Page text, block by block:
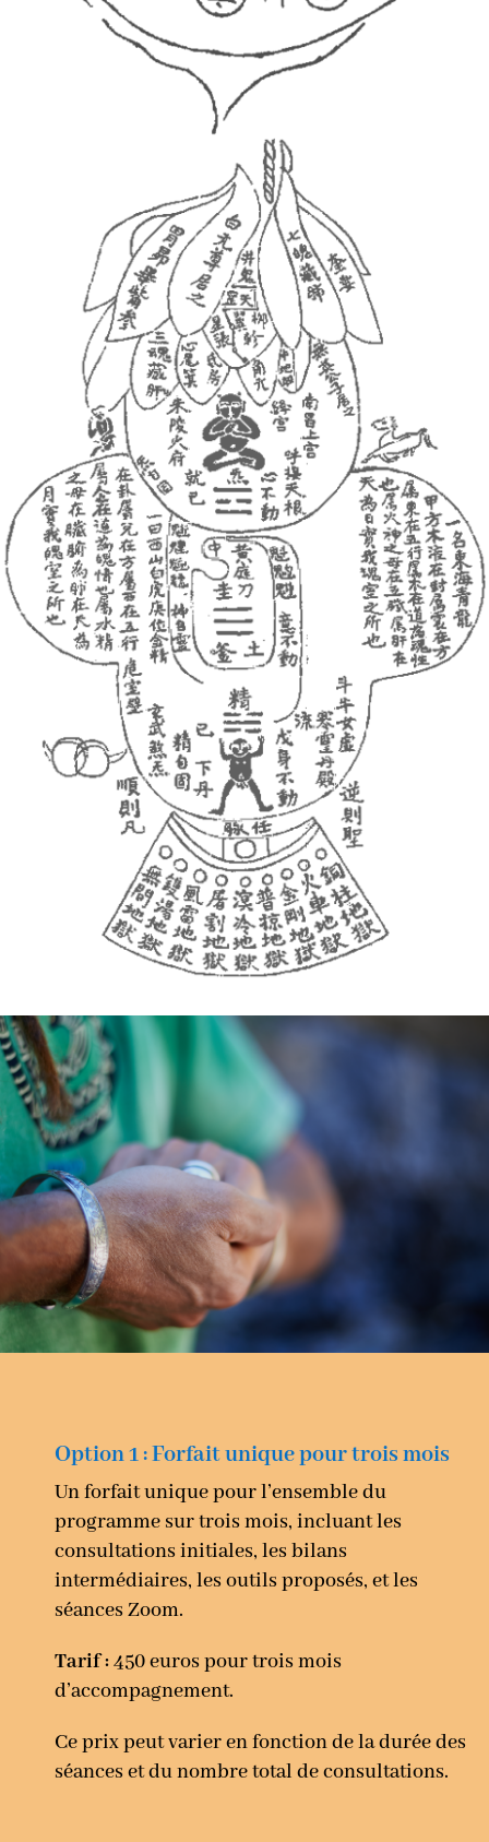
Option 1 : Forfait unique pour trois mois
Un forfait unique pour l’ensemble du
programme sur trois mois, incluant les
consultations initiales, les bilans
intermédiaires, les outils proposés, et les
séances Zoom.
Tarif :450 euros pour trois mois
d’accompagnement.
Ce prix peut varier en fonction de la durée des
séances et du nombre total de consultations.